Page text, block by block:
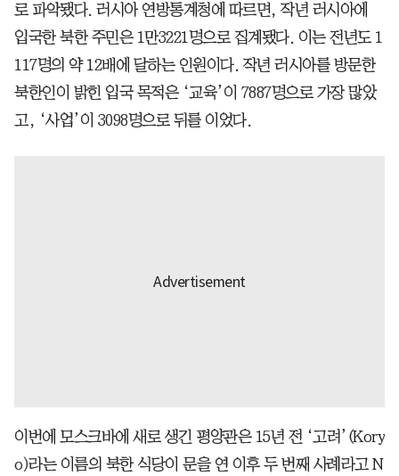
로 파악됐다. 러시아 연방통계청에 따르면, 작년 러시아에
입국한 북한 주민은 1만3221명으로 집계됐다. 이는 전년도 1
117명의 약 12배에 달하는 인원이다. 작년 러시아를 방문한
북한인이 밝힌 입국 목적은 ‘교육’이 7887명으로 가장 많았
고, ‘사업’이 3098명으로 뒤를 이었다.
이번에 모스크바에 새로 생긴 평양관은 15년 전 ‘고려’(Kory
o)라는 이름의 북한 식당이 문을 연 이후 두 번째 사례라고 N